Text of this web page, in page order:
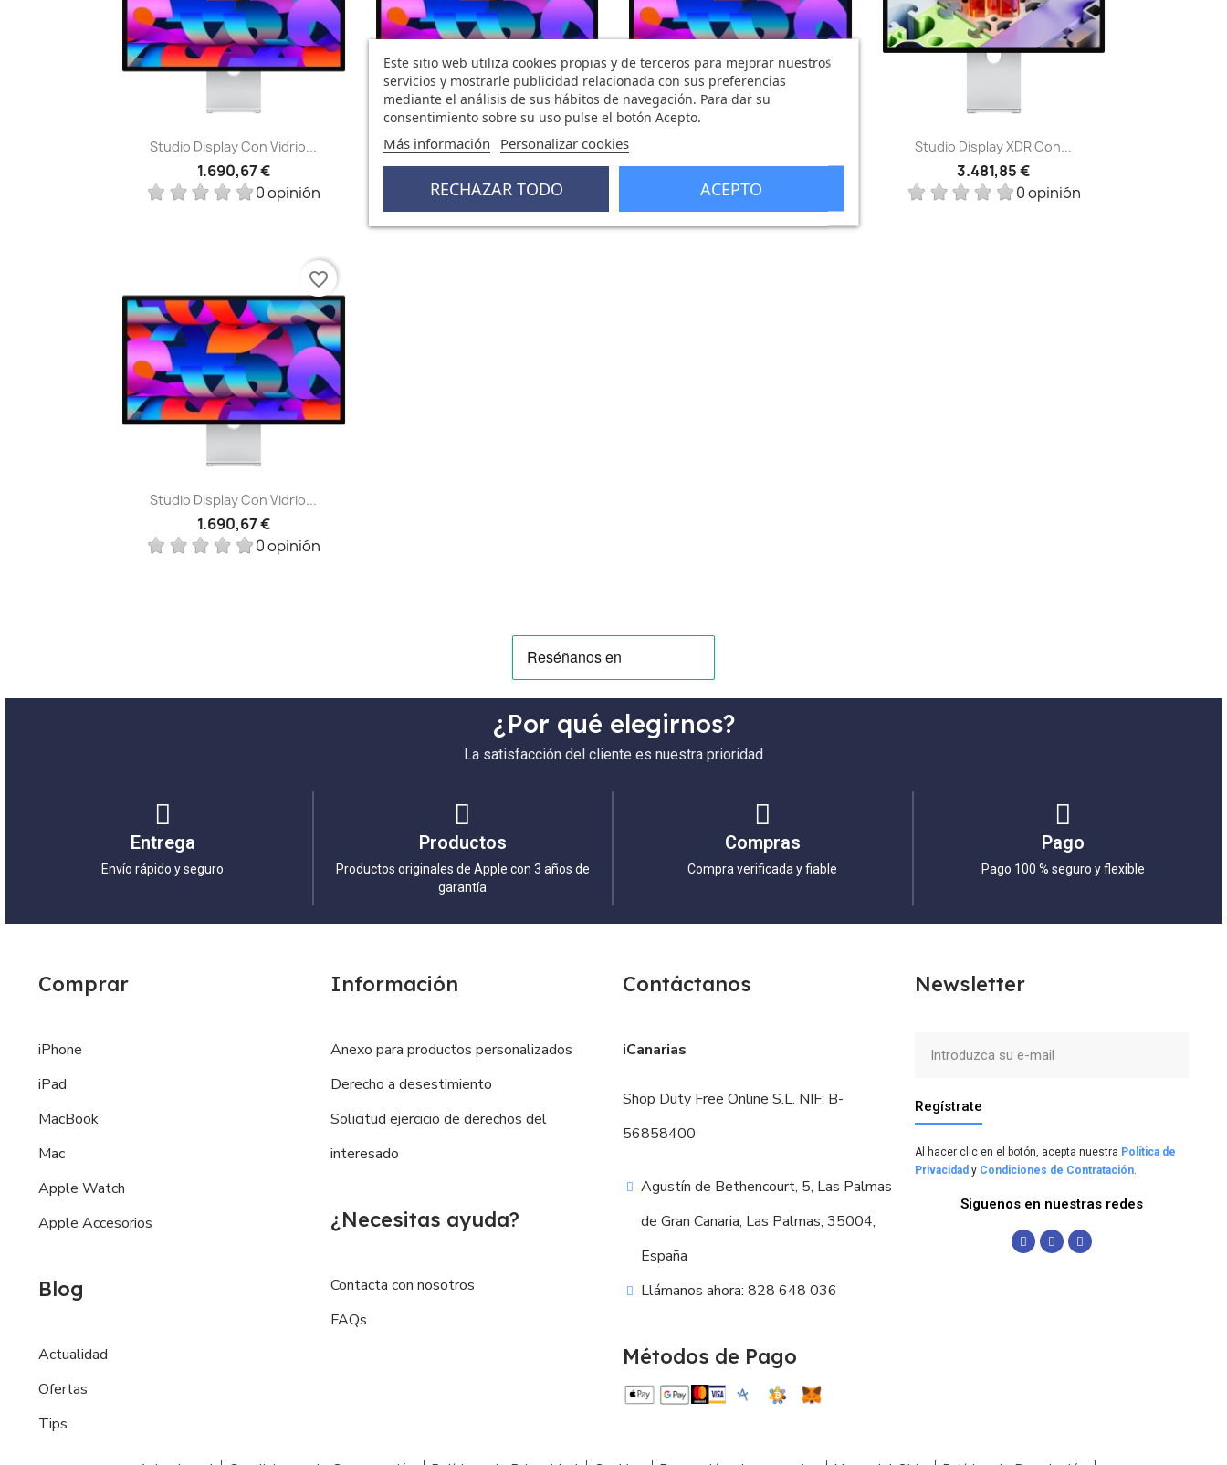
Vista rápida
Studio Display Con Vidrio...
1.690,67 €
0 opinión
Vista rápida
Studio Display Con Vidrio...
1.989,20 €
0 opinión
2.387,24 €
Vista rápida
Studio Display XDR Con...
3.481,85 €
0 opinión
Vista rápida
Studio Display Con Vidrio...
1.690,67 €
0 opinión
favorite_border
¿Por qué elegirnos?
La satisfacción del cliente es nuestra prioridad
Entrega
Envío rápido y seguro
Productos
Productos originales de Apple con 3 años de
garantía
Compras
Compra verificada y fiable
Pago
Pago 100 % seguro y flexible
Este sitio web utiliza cookies propias y de terceros para mejorar nuestros
servicios y mostrarle publicidad relacionada con sus preferencias
mediante el análisis de sus hábitos de navegación. Para dar su
consentimiento sobre su uso pulse el botón Acepto.
Más información Personalizar cookies
RECHAZAR TODO ACEPTO
Comprar
iPhone
iPad
MacBook
Mac
Apple Watch
Apple Accesorios
Blog
Actualidad
Ofertas
Tips
Información
Anexo para productos personalizados
Derecho a desestimiento
Solicitud ejercicio de derechos del
interesado
¿Necesitas ayuda?
Contacta con nosotros
FAQs
Contáctanos
iCanarias
Shop Duty Free Online S.L. NIF: B-
56858400
Agustín de Bethencourt, 5, Las Palmas
de Gran Canaria, Las Palmas, 35004,
España
Llámanos ahora: 828 648 036
Métodos de Pago
Newsletter
Regístrate
Al hacer clic en el botón, acepta nuestra Política de
Privacidad y Condiciones de Contratación.
Siguenos en nuestras redes